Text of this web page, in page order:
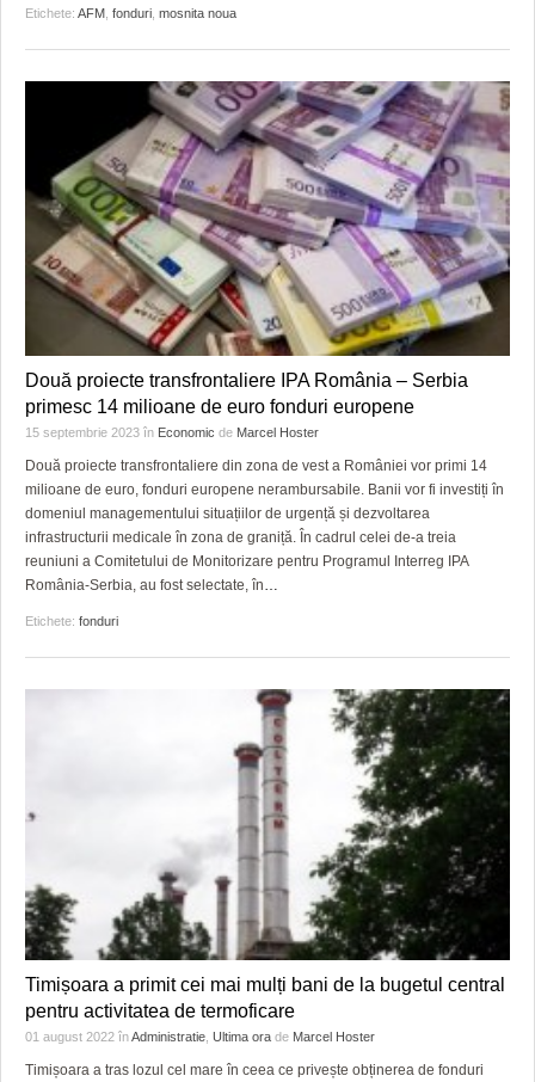
Etichete: AFM fonduri mosnita noua
Două proiecte transfrontaliere IPA România – Serbia
primesc 14 milioane de euro fonduri europene
15 septembrie 2023 în Economic de Marcel Hoster
Două proiecte transfrontaliere din zona de vest a României vor primi 14
milioane de euro, fonduri europene nerambursabile. Banii vor fi investiți în
domeniul managementului situațiilor de urgență și dezvoltarea
infrastructurii medicale în zona de graniță. În cadrul celei de-a treia
reuniuni a Comitetului de Monitorizare pentru Programul Interreg IPA
România-Serbia, au fost selectate, în
Etichete: fonduri
Timișoara a primit cei mai mulți bani de la bugetul central
pentru activitatea de termoficare
01 august 2022 înAdministratie, Ultima ora de Marcel Hoster
Timișoara a tras lozul cel mare în ceea ce privește obținerea de fonduri